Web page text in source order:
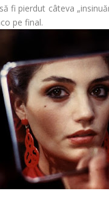
fi pierdut câteva
pe final.